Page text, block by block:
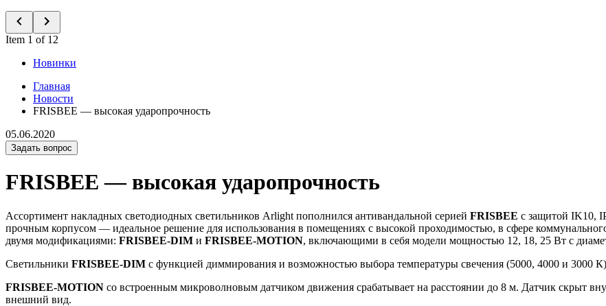
Item 1 of 12
Новинки
Главная
Новости
FRISBEE — высокая ударопрочность
05.06.2020
Задать вопрос
FRISBEE — высокая ударопрочность
Ассортимент накладных светодиодных светильников Arlight пополнился антивандальной серией FRISBEE с защитой IK10,
прочным корпусом — идеальное решение для использования в помещениях с высокой проходимостью, в сфере
двумя модификациями: FRISBEE-DIM и FRISBEE-MOTION, включающими в себя модели мощностью 12, 18, 25 Вт с
Светильники FRISBEE-DIM с функцией диммирования и возможностью выбора температуры свечения (5000, 4000 и 3000
FRISBEE-MOTION со встроенным микроволновым датчиком движения срабатывает на расстоянии до 8 м. Датчик скрыт
внешний вид.